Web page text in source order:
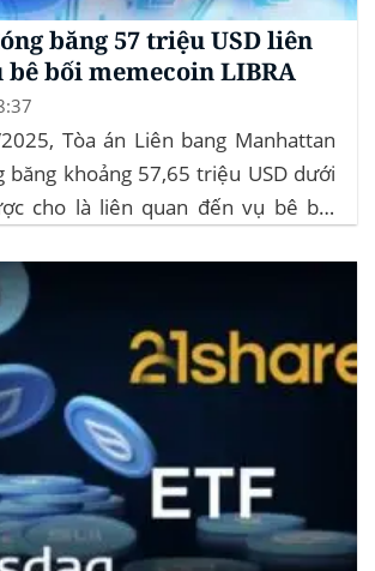
băng 57 triệu USD liên
bê bối memecoin LIBRA
Tòa án Liên bang Manhattan
băng khoảng 57,65 triệu USD dưới
cho là liên quan đến vụ bê bối
Law đại diện, cáo buộc các công